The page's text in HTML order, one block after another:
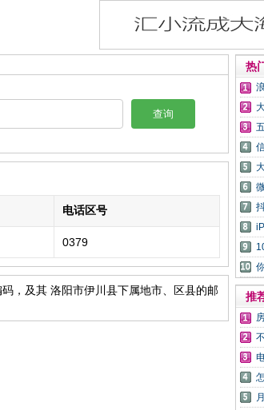
查询
电话区号
0379
，及其 洛阳市伊川县下属地市、区县的邮
热
推